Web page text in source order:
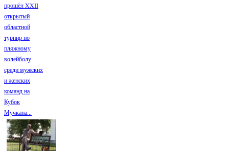
прошёл XXII
открытый
областной
турнир по
пляжному
волейболу
среди мужских
и женских
команд на
Кубок
Мучкапа...